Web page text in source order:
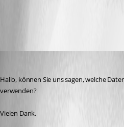
Hallo, können Sie uns sagen, welche
verwenden?
Vielen Dank.